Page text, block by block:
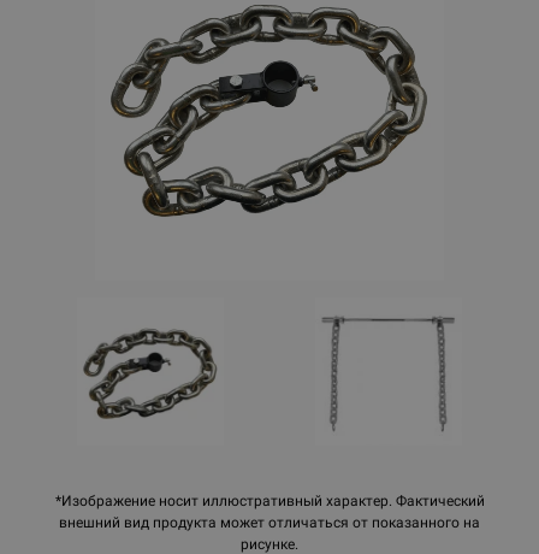
*Изображение носит иллюстративный характер. Фактический
внешний вид продукта может отличаться от показанного на
рисунке.